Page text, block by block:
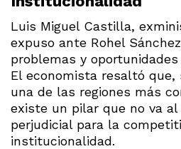
Luis Miguel Castilla,
expuso ante Rohel
problemas y
El economista resaltó que,
una de las regiones más
existe un pilar que no va
perjudicial para la
institucionalidad.